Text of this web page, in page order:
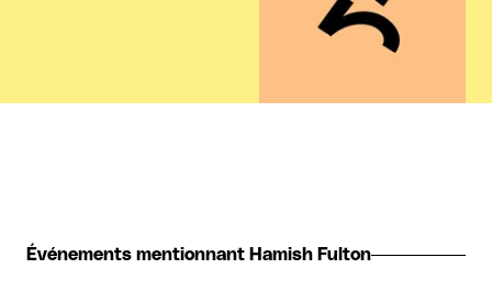
Événements mentionnant Hamish Fulton